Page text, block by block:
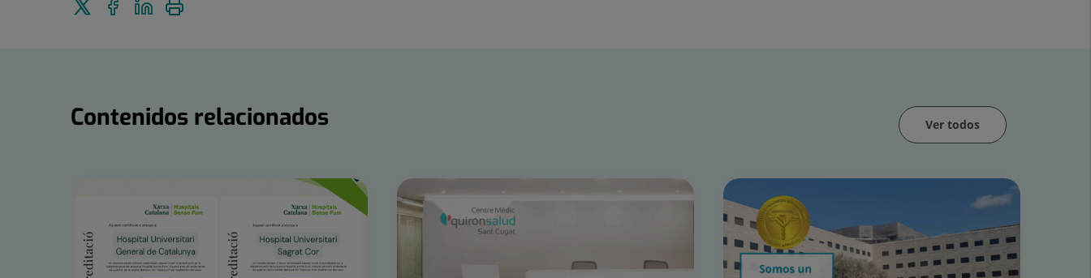
Enviar
Compartir
en
Compartir
Contenidos relacionados Ver todos